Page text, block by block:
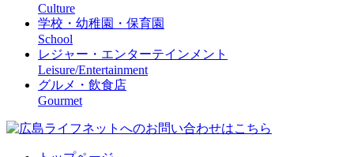
Culture
学校・幼稚園・保育園
School
レジャー・エンターテインメント
Leisure/Entertainment
グルメ・飲食店
Gourmet